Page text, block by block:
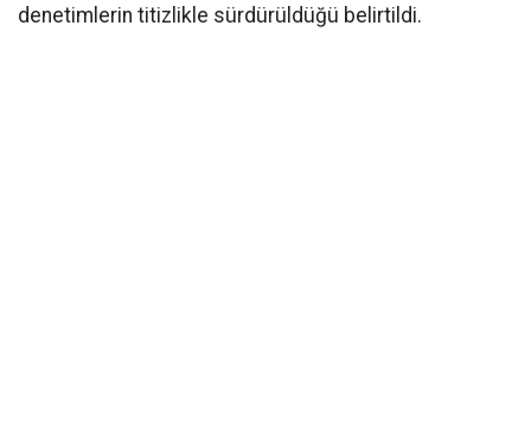
denetimlerin titizlikle sürdürüldüğü belirtildi.